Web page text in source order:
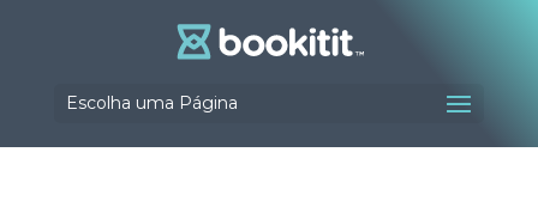
Escolha uma Página